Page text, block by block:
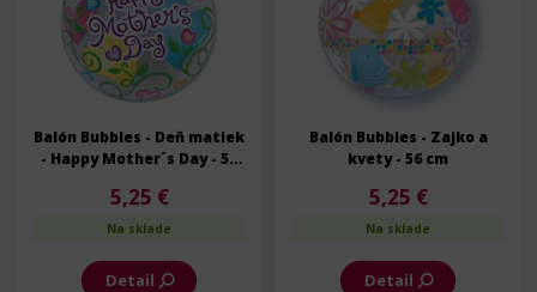
Balón Bubbles - Deň matiek
- Happy Mother´s Day - 56
5,25 €
Na sklade
Detail
Balón Bubbles - Zajko a
kvety - 56 cm
5,25 €
Na sklade
Detail